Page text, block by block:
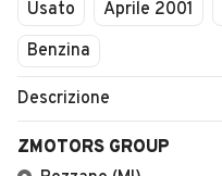
Usato Aprile 2001
Benzina
Descrizione
ZMOTORS GROUP